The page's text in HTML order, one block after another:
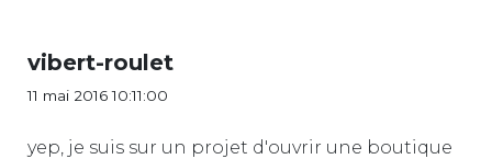
vibert-roulet
11 mai 2016 10:11:00
yep, je suis sur un projet d'ouvrir une boutique